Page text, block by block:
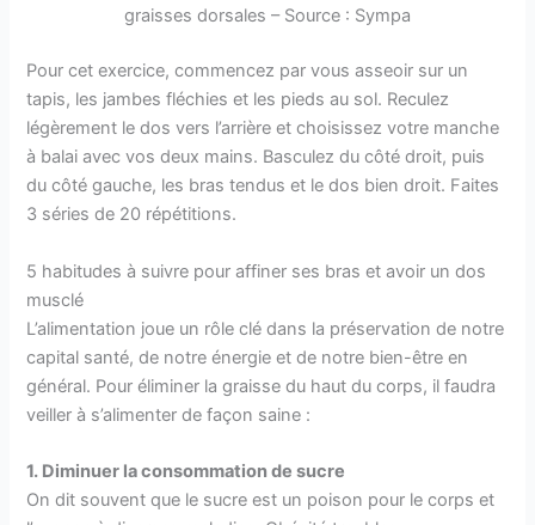
graisses dorsales – Source : Sympa
Pour cet exercice, commencez par vous asseoir sur un
tapis, les jambes fléchies et les pieds au sol. Reculez
légèrement le dos vers l’arrière et choisissez votre manche
à balai avec vos deux mains. Basculez du côté droit, puis
du côté gauche, les bras tendus et le dos bien droit. Faites
3 séries de 20 répétitions.
5 habitudes à suivre pour affiner ses bras et avoir un dos
musclé
L’alimentation joue un rôle clé dans la préservation de notre
capital santé, de notre énergie et de notre bien-être en
général. Pour éliminer la graisse du haut du corps, il faudra
veiller à s’alimenter de façon saine :
1. Diminuer la consommation de sucre
On dit souvent que le sucre est un poison pour le corps et